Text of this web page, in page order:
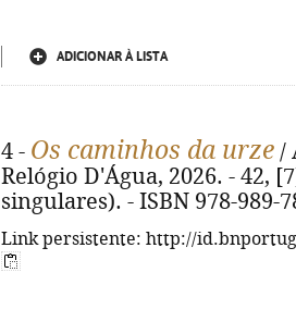
ADICIONAR À LISTA
4 - Os caminhos da urze /
Relógio D'Água, 2026. - 42,
singulares). - ISBN 978-989-
Link persistente: http://